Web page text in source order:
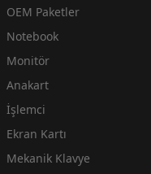
OEM Paketler
Notebook
Monitör
Anakart
İşlemci
Ekran Kartı
Mekanik Klavye